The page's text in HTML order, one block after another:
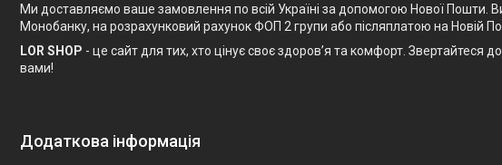
Ми доставляємо ваше замовлення по всій Україні за допомогою Нової Пошти.
Монобанку, на розрахунковий рахунок ФОП 2 групи або післяплатою на Новій
LOR SHOP - це сайт для тих, хто цінує своє здоров’я та комфорт.
вами!
Додаткова інформація